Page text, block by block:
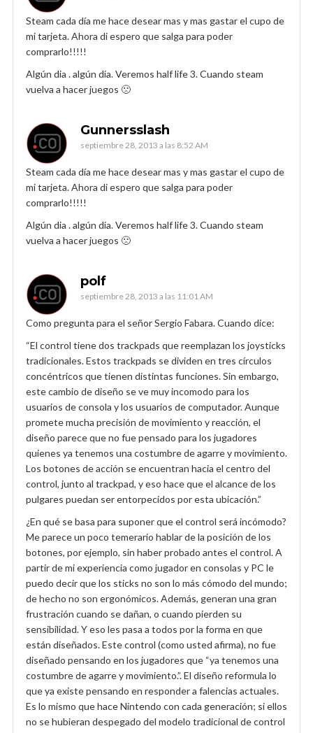
Steam cada día me hace desear mas y mas gastar el cupo de
mi tarjeta. Ahora di espero que salga para poder
comprarlo!!!!!
Algún dia . algún día. Veremos half life 3. Cuando steam
vuelva a hacer juegos 🙁
Gunnersslash
septiembre 28, 2013 a las 8:52 AM
Steam cada día me hace desear mas y mas gastar el cupo de
mi tarjeta. Ahora di espero que salga para poder
comprarlo!!!!!
Algún dia . algún día. Veremos half life 3. Cuando steam
vuelva a hacer juegos 🙁
polf
septiembre 28, 2013 a las 11:01 AM
Como pregunta para el señor Sergio Fabara. Cuando dice:
“El control tiene dos trackpads que reemplazan los joysticks
tradicionales. Estos trackpads se dividen en tres círculos
concéntricos que tienen distintas funciones. Sin embargo,
este cambio de diseño se ve muy incomodo para los
usuarios de consola y los usuarios de computador. Aunque
promete mucha precisión de movimiento y reacción, el
diseño parece que no fue pensado para los jugadores
quienes ya tenemos una costumbre de agarre y movimiento.
Los botones de acción se encuentran hacia el centro del
control, junto al trackpad, y eso hace que el alcance de los
pulgares puedan ser entorpecidos por esta ubicación.”
¿En qué se basa para suponer que el control será incómodo?
Me parece un poco temerario hablar de la posición de los
botones, por ejemplo, sin haber probado antes el control. A
partir de mi experiencia como jugador en consolas y PC le
puedo decir que los sticks no son lo más cómodo del mundo;
de hecho no son ergonómicos. Además, generan una gran
frustración cuando se dañan, o cuando pierden su
sensibilidad. Y eso les pasa a todos por la forma en que
están diseñados. Este control (como usted afirma), no fue
diseñado pensando en los jugadores que “ya tenemos una
costumbre de agarre y movimiento.”. El diseño reformula lo
que ya existe pensando en responder a falencias actuales.
Es lo mismo que hace Nintendo con cada generación; si ellos
no se hubieran despegado del modelo tradicional de control